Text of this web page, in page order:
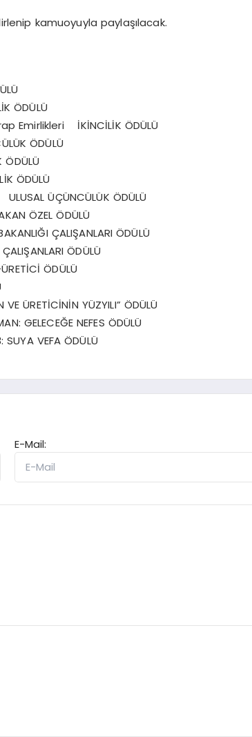
kamuoyuyla paylaşılacak.
ÖDÜLÜ
Emirlikleri İKİNCİLİK ÖDÜLÜ
ÖDÜLÜ
ÖDÜLÜ
ÜÇÜNCÜLÜK ÖDÜLÜ
ÖZEL ÖDÜLÜ
ÇALIŞANLARI ÖDÜLÜ
ÖDÜLÜ
ÖDÜLÜ
YÜZYILI” ÖDÜLÜ
NEFES ÖDÜLÜ
VEFA ÖDÜLÜ
E-Mail: